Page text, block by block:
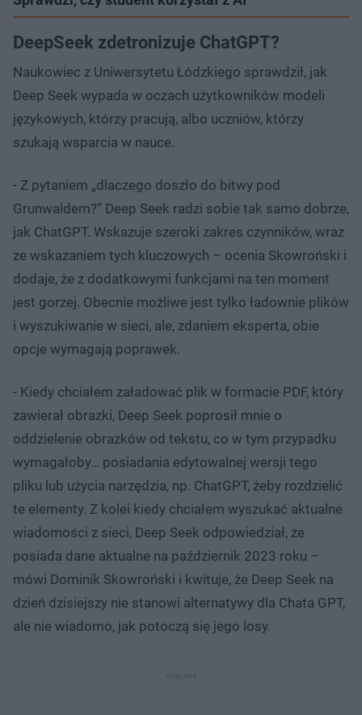
DeepSeek zdetronizuje ChatGPT?
Naukowiec z Uniwersytetu Łódzkiego sprawdził, jak
Deep Seek wypada w oczach użytkowników modeli
językowych, którzy pracują, albo uczniów, którzy
szukają wsparcia w nauce.
- Z pytaniem „dlaczego doszło do bitwy pod
Grunwaldem?” Deep Seek radzi sobie tak samo dobrze,
jak ChatGPT. Wskazuje szeroki zakres czynników, wraz
ze wskazaniem tych kluczowych – ocenia Skowroński i
dodaje, że z dodatkowymi funkcjami na ten moment
jest gorzej. Obecnie możliwe jest tylko ładownie plików
i wyszukiwanie w sieci, ale, zdaniem eksperta, obie
opcje wymagają poprawek.
- Kiedy chciałem załadować plik w formacie PDF, który
zawierał obrazki, Deep Seek poprosił mnie o
oddzielenie obrazków od tekstu, co w tym przypadku
wymagałoby… posiadania edytowalnej wersji tego
pliku lub użycia narzędzia, np. ChatGPT, żeby rozdzielić
te elementy. Z kolei kiedy chciałem wyszukać aktualne
wiadomości z sieci, Deep Seek odpowiedział, że
posiada dane aktualne na październik 2023 roku –
mówi Dominik Skowroński i kwituje, że Deep Seek na
dzień dzisiejszy nie stanowi alternatywy dla Chata GPT,
ale nie wiadomo, jak potoczą się jego losy.